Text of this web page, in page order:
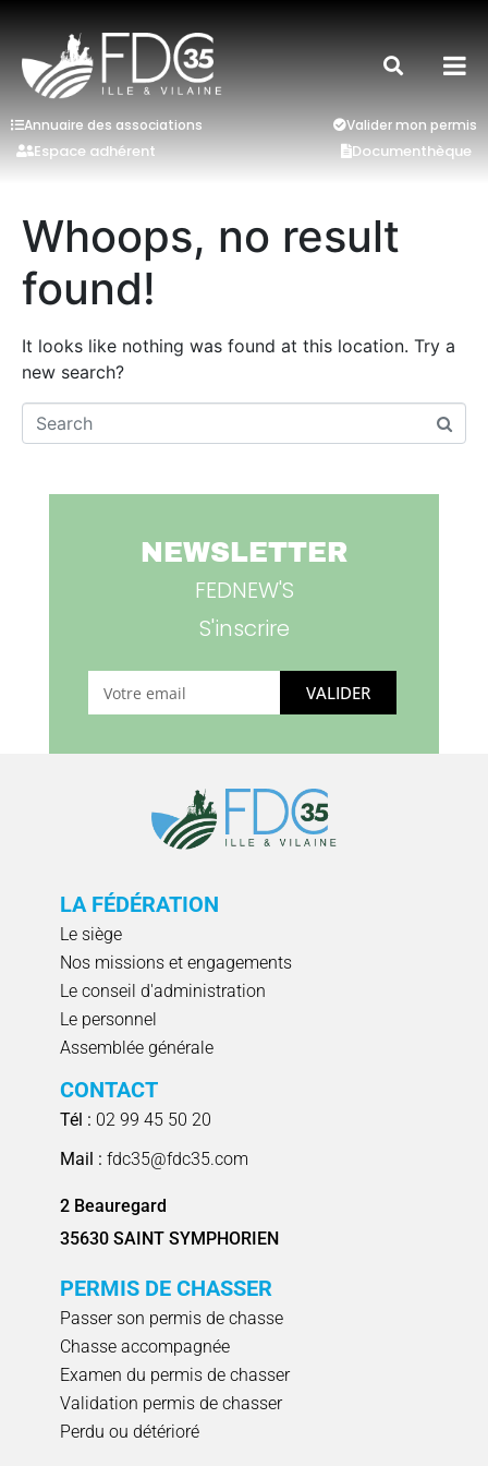
Annuaire des associations Valider mon permis
Espace adhérent Documenthèque
Whoops, no result
found!
It looks like nothing was found at this location. Try a
new search?
NEWSLETTER
FEDNEW'S
S'inscrire
VALIDER
LA FÉDÉRATION
Le siège
Nos missions et engagements
Le conseil d'administration
Le personnel
Assemblée générale
CONTACT
Tél : 02 99 45 50 20
Mail : fdc35@fdc35.com
2 Beauregard
35630 SAINT SYMPHORIEN
PERMIS DE CHASSER
Passer son permis de chasse
Chasse accompagnée
Examen du permis de chasser
Validation permis de chasser
Perdu ou détérioré